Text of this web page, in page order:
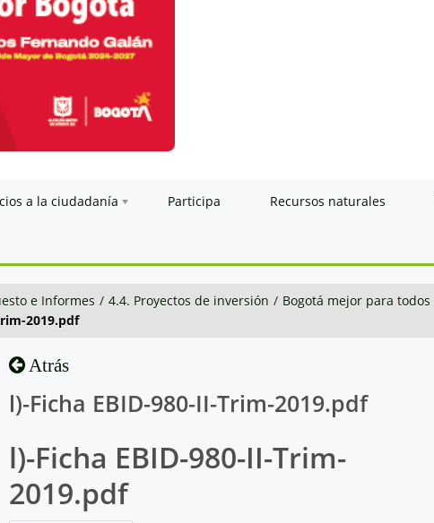
a la ciudadanía Participa Recursos naturales
e Informes / 4.4. Proyectos de inversión / Bogotá mejor para todos
2019.pdf
Atrás
l)-Ficha EBID-980-II-Trim-2019.pdf
l)-Ficha EBID-980-II-Trim-
2019.pdf